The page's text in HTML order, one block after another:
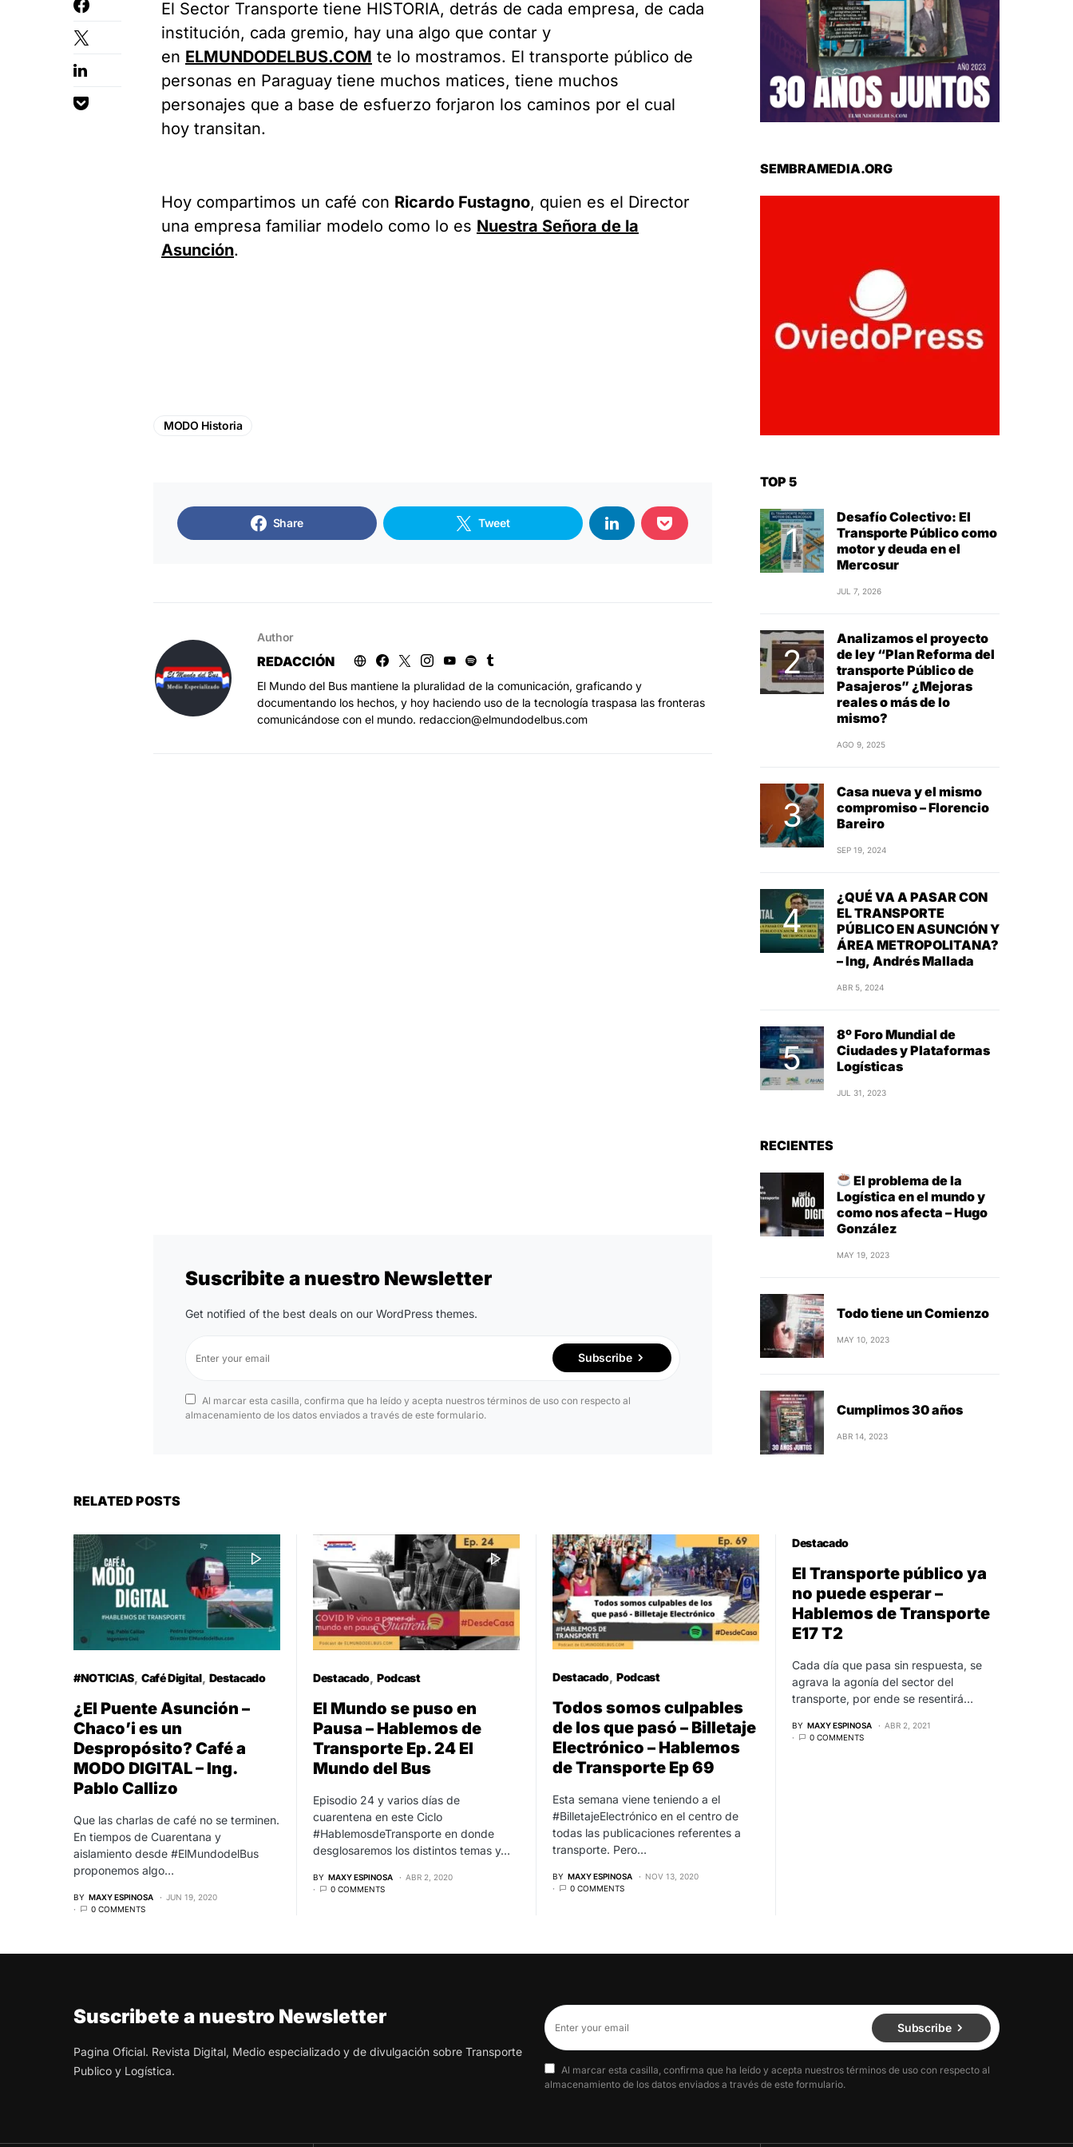
El Sector Transporte tiene HISTORIA, detrás de cada empresa, de cada
institución, cada gremio, hay una algo que contar y
en ELMUNDODELBUS.COM te lo mostramos. El transporte público de
personas en Paraguay tiene muchos matices, tiene muchos
personajes que a base de esfuerzo forjaron los caminos por el cual
hoy transitan.
Hoy compartimos un café con Ricardo Fustagno, quien es el Director
una empresa familiar modelo como lo es Nuestra Señora de la
Asunción.
MODO Historia
Share Tweet
Author
REDACCIÓN
El Mundo del Bus mantiene la pluralidad de la comunicación, graficando y
documentando los hechos, y hoy haciendo uso de la tecnología traspasa las fronteras
comunicándose con el mundo. redaccion@elmundodelbus.com
Suscribite a nuestro Newsletter
Get notified of the best deals on our WordPress themes.
Subscribe
Al marcar esta casilla, confirma que ha leído y acepta nuestros términos de uso con respecto al
almacenamiento de los datos enviados a través de este formulario.
SEMBRAMEDIA.ORG
TOP 5
Desafío Colectivo: El
Transporte Público como
motor y deuda en el
Mercosur
JUL 7, 2026
Analizamos el proyecto
de ley “Plan Reforma del
transporte Público de
Pasajeros” ¿Mejoras
reales o más de lo
mismo?
AGO 9, 2025
Casa nueva y el mismo
compromiso – Florencio
Bareiro
SEP 19, 2024
¿QUÉ VA A PASAR CON
EL TRANSPORTE
PÚBLICO EN ASUNCIÓN Y
ÁREA METROPOLITANA?
– Ing, Andrés Mallada
ABR 5, 2024
8º Foro Mundial de
Ciudades y Plataformas
Logísticas
JUL 31, 2023
RECIENTES
El problema de la
Logística en el mundo y
como nos afecta – Hugo
González
MAY 19, 2023
Todo tiene un Comienzo
MAY 10, 2023
Cumplimos 30 años
ABR 14, 2023
RELATED POSTS
#NOTICIAS Café Digital Destacado
¿El Puente Asunción –
Chaco’i es un
Despropósito? Café a
MODO DIGITAL – Ing.
Pablo Callizo
Que las charlas de café no se terminen.
En tiempos de Cuarentana y
aislamiento desde #ElMundodelBus
proponemos algo…
BY MAXY ESPINOSA
JUN 19, 2020
0 COMMENTS
Destacado Podcast
El Mundo se puso en
Pausa – Hablemos de
Transporte Ep. 24 El
Mundo del Bus
Episodio 24 y varios días de
cuarentena en este Ciclo
#HablemosdeTransporte en donde
desglosaremos los distintos temas y…
BY MAXY ESPINOSA
ABR 2, 2020
0 COMMENTS
Destacado Podcast
Todos somos culpables
de los que pasó – Billetaje
Electrónico – Hablemos
de Transporte Ep 69
Esta semana viene teniendo a el
#BilletajeElectrónico en el centro de
todas las publicaciones referentes a
transporte. Pero…
BY MAXY ESPINOSA
NOV 13, 2020
0 COMMENTS
Destacado
El Transporte público ya
no puede esperar –
Hablemos de Transporte
E17 T2
Cada día que pasa sin respuesta, se
agrava la agonía del sector del
transporte, por ende se resentirá…
BY MAXY ESPINOSA
ABR 2, 2021
0 COMMENTS
Suscribete a nuestro Newsletter
Pagina Oficial. Revista Digital, Medio especializado y de divulgación sobre Transporte
Publico y Logística.
Subscribe
Al marcar esta casilla, confirma que ha leído y acepta nuestros términos de uso con respecto al
almacenamiento de los datos enviados a través de este formulario.